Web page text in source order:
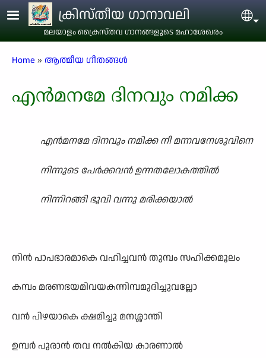
Skip to main contentക്രിസ്തീയ ഗാനാവലി
മലയാളം ക്രൈസ്തവ ഗാനങ്ങളുടെ മഹാശേഖരം
Breadcrumb
Home ആത്മീയ ഗീതങ്ങൾ
എൻമനമേ ദിനവും നമിക്ക
എൻമനമേ ദിനവും നമിക്ക നീ മന്നവനേശുവിനെ
നിന്നുടെ പേർക്കവൻ ഉന്നതലോകത്തിൽ
നിന്നിറങ്ങി ഭൂവി വന്നു മരിക്കയാൽ
നിൻ പാപഭാരമാകെ വഹിച്ചവൻ തുമ്പം സഹിക്കമൂലം
കമ്പം മരണഭയമിവയകന്നിമ്പമുദിച്ചുവല്ലോ
വൻ പിഴയാകെ ക്ഷമിച്ചു മനശ്ശാന്തി
ഉമ്പർ പുരാൻ തവ നൽകിയ കാരണാൽ